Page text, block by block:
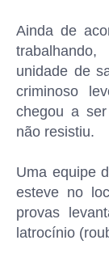
Ainda de
unidade de
criminoso
chegou a
não resistiu.
Uma equipe
esteve no
provas
latrocínio